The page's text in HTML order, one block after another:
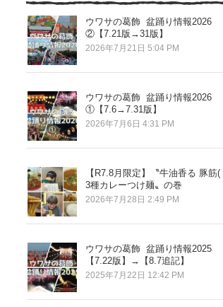
ウワサの葛飾 盆踊り情報2026
②【7.21版→31版】
2026年7月21日 5:04 PM
ウワサの葛飾 盆踊り情報2026
①【7.6→7.31版】
2026年7月6日 4:31 PM
【R7.8月限定】〝牛油香る 豚筋(
3種カレーつけ麺〟の巻
2026年7月28日 2:49 PM
ウワサの葛飾 盆踊り情報2025
【7.22版】→【8.7追記】
2025年7月22日 12:42 PM